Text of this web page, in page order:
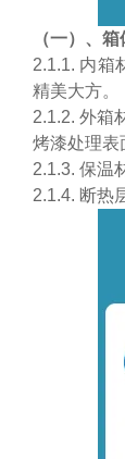
（一）、箱
2.1.1. 内箱
精美大方。
2.1.2. 外箱
烤漆处理表
2.1.3. 保温
2.1.4. 断热